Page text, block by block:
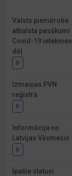
Valsts piemērotie
atbalsta pasākumi
Covid-19 ietekmes
dēļ
Ir
Izmaiņas PVN
reģistrā
Ir
Informācija no
Latvijas Vēstnesis
Ir
Īpašie statusi